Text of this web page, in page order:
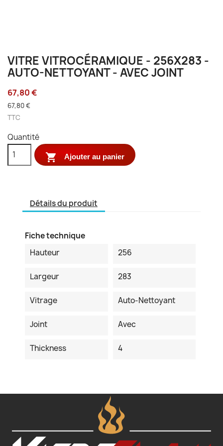
VITRE VITROCÉRAMIQUE - 256X283 -
AUTO-NETTOYANT - AVEC JOINT
67,80 €
67,80 €
TTC
Quantité
 Ajouter au panier
Détails du produit
Fiche technique
Hauteur
256
Largeur 283
Vitrage Auto-Nettoyant
Joint Avec
Thickness 4